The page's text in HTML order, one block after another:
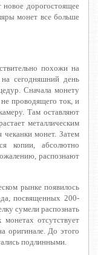
новое дорогостоящее
монет все больше
похожи на
сегодняшний день
Сначала монету
проводящего ток, и
Там оставляют
металлическим
чеканки монет. Затем
копии, абсолютно
распознают
рынке появилось
посвященных 200-
сумели распознать
отсутствует
оригинале. До этого
подлинными.